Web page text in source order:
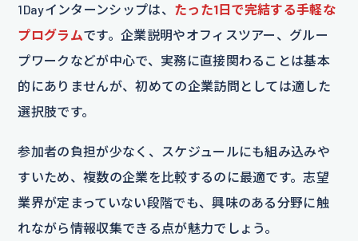
1Dayインターンシップは、 たった1日で完結する手軽な
プログラムです。企業説明やオフィスツアー、グルー
プワークなどが中心で、実務に直接関わることは基本
的にありませんが、初めての企業訪問としては適した
選択肢です。
参加者の負担が少なく、スケジュールにも組み込みや
すいため、複数の企業を比較するのに最適です。志望
業界が定まっていない段階でも、興味のある分野に触
れながら情報収集できる点が魅力でしょう。